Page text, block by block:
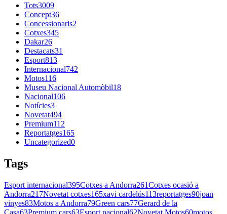
Tots3009
Concept36
Concessionaris2
Cotxes345
Dakar26
Destacats31
Esport813
Internacional742
Motos116
Museu Nacional Automòbil18
Nacional106
Notícies3
Novetat494
Premium112
Reportatges165
Uncategorized0
Tags
Esport internacional395Cotxes a Andorra261Cotxes ocasió a
Andorra217Novetat cotxes165xavi cardelús113reportatges90joan
vinyes83Motos a Andorra79Green cars77Gerard de la
Casa63Premium cars63Esport nacional62Novetat Motos60motos